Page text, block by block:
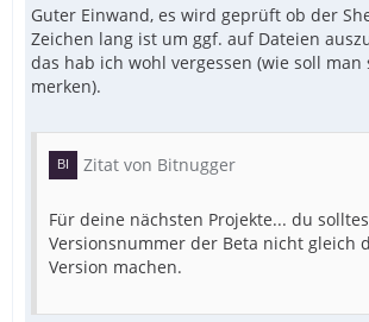
Guter Einwand, es wird geprüft ob der
Zeichen lang ist um ggf. auf Dateien
das hab ich wohl vergessen (wie soll man
merken).
Zitat von Bitnugger
Für deine nächsten Projekte... du
Versionsnummer der Beta nicht gleich
Version machen.